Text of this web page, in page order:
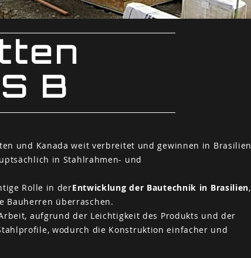
B
und Kanada weit verbreitet und gewinnen in Brasilien
in Stahlrahmen- und
Rolle in derEntwicklung der Bautechnik in Brasilien,
Bauherren überraschen.
aufgrund der Leichtigkeit des Produkts und der
wodurch die Konstruktion einfacher und